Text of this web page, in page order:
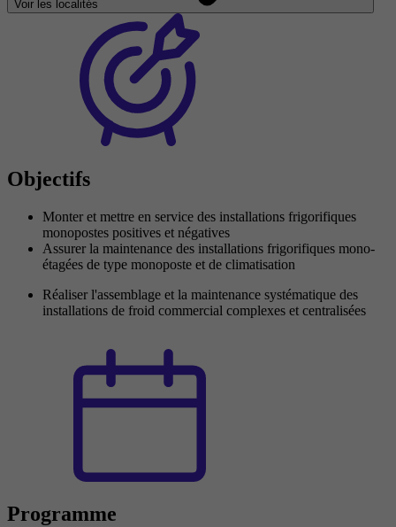
Voir les localités
Objectifs
Monter et mettre en service des installations frigorifiques
monopostes positives et négatives
Assurer la maintenance des installations frigorifiques mono-
étagées de type monoposte et de climatisation
Réaliser l'assemblage et la maintenance systématique des
installations de froid commercial complexes et centralisées
Programme